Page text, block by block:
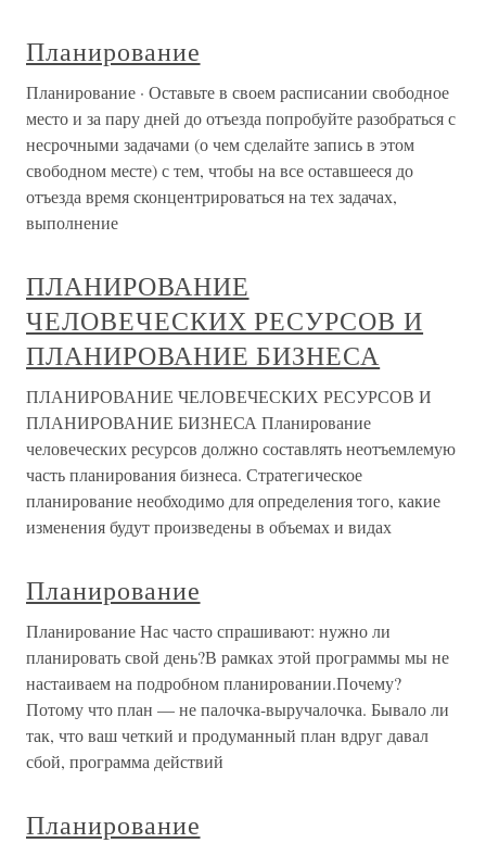
Планирование
Планирование · Оставьте в своем расписании свободное
место и за пару дней до отъезда попробуйте разобраться с
несрочными задачами (о чем сделайте запись в этом
свободном месте) с тем, чтобы на все оставшееся до
отъезда время сконцентрироваться на тех задачах,
выполнение
ПЛАНИРОВАНИЕ
ЧЕЛОВЕЧЕСКИХ РЕСУРСОВ И
ПЛАНИРОВАНИЕ БИЗНЕСА
ПЛАНИРОВАНИЕ ЧЕЛОВЕЧЕСКИХ РЕСУРСОВ И
ПЛАНИРОВАНИЕ БИЗНЕСА Планирование
человеческих ресурсов должно составлять неотъемлемую
часть планирования бизнеса. Стратегическое
планирование необходимо для определения того, какие
изменения будут произведены в объемах и видах
Планирование
Планирование Нас часто спрашивают: нужно ли
планировать свой день?В рамках этой программы мы не
настаиваем на подробном планировании.Почему?
Потому что план — не палочка-выручалочка. Бывало ли
так, что ваш четкий и продуманный план вдруг давал
сбой, программа действий
Планирование